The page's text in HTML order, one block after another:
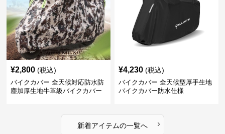
¥2,800 (税込)
バイクカバー 全天候対応防水防
塵加厚生地牛革級バイクカバー
¥4,230 (税込)
バイクカバー 全天候型厚手生地
バイクカバー防水仕様
新着アイテムの一覧へ ›